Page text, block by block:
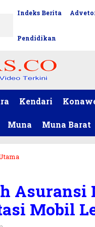
Indeks Berita
Pendidikan
Kendari
Muna Muna Barat
i
l
i
h
Asuransi
Mobil